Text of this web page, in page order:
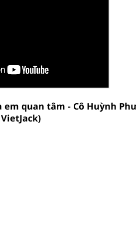
quan tâm - Cô Huỳnh